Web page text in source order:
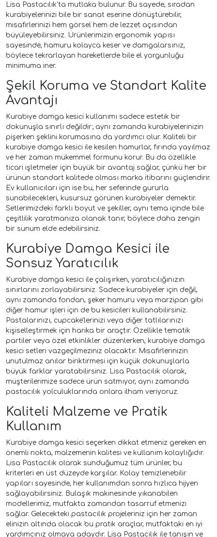
Lisa Pastacılık'ta mutlaka bulunur. Bu sayede, sıradan
kurabiyelerinizi bile bir sanat eserine dönüştürebilir,
misafirlerinizi hem görsel hem de lezzet açısından
büyüleyebilirsiniz. Ürünlerimizin ergonomik yapısı
sayesinde, hamuru kolayca keser ve damgalarsınız,
böylece tekrarlayan hareketlerde bile el yorgunluğu
minimuma iner.
Şekil Koruma ve Standart Kalite
Avantajı
Kurabiye damga kesici kullanımı sadece estetik bir
dokunuşla sınırlı değildir; aynı zamanda kurabiyelerinizin
pişerken şeklini korumasına da yardımcı olur. Kaliteli bir
kurabiye damga kesici ile kesilen hamurlar, fırında yayılmaz
ve her zaman mükemmel formunu korur. Bu da özellikle
ticari işletmeler için büyük bir avantaj sağlar, çünkü her bir
ürünün standart kalitede olması marka itibarını güçlendirir.
Ev kullanıcıları için ise bu, her seferinde gururla
sunabilecekleri, kusursuz görünen kurabiyeler demektir.
Setlerimizdeki farklı boyut ve şekiller, aynı tema içinde bile
çeşitlilik yaratmanıza olanak tanır, böylece daha zengin
bir sunum elde edebilirsiniz.
Kurabiye Damga Kesici ile
Sonsuz Yaratıcılık
Kurabiye damga kesici ile çalışırken, yaratıcılığınızın
sınırlarını zorlayabilirsiniz. Sadece kurabiyeler için değil,
aynı zamanda fondan, şeker hamuru veya marzipan gibi
diğer hamur işleri için de bu kesicileri kullanabilirsiniz.
Pastalarınızı, cupcake'lerinizi veya diğer tatlılarınızı
kişiselleştirmek için harika bir araçtır. Özellikle tematik
partiler veya özel etkinlikler düzenlerken, kurabiye damga
kesici setleri vazgeçilmeziniz olacaktır. Misafirlerinizin
unutulmaz anılar biriktirmesi için küçük dokunuşlarla
büyük farklar yaratabilirsiniz. Lisa Pastacılık olarak,
müşterilerimize sadece ürün satmıyor, aynı zamanda
pastacılık yolculuklarında onlara ilham veriyoruz.
Kaliteli Malzeme ve Pratik
Kullanım
Kurabiye damga kesici seçerken dikkat etmeniz gereken en
önemli nokta, malzemenin kalitesi ve kullanım kolaylığıdır.
Lisa Pastacılık olarak sunduğumuz tüm ürünler, bu
kriterleri en üst düzeyde karşılar. Kolay temizlenebilir
yapıları sayesinde, her kullanımdan sonra hızlıca hijyen
sağlayabilirsiniz. Bulaşık makinesinde yıkanabilen
modellerimiz, mutfakta zamandan tasarruf etmenizi
sağlar. Gelecekteki pastacılık projeleriniz için her zaman
elinizin altında olacak bu pratik araçlar, mutfaktaki en iyi
yardımcınız olmaya adaydır. Lisa Pastacılık ile tanışın ve